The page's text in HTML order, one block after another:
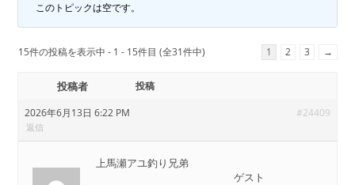
このトピックは空です。
15件の投稿を表示中 - 1 - 15件目 (全31件中) 1 2 3 →
投稿者
投稿
2026年6月13日 6:22 PM
#24409
返信
上馬瀬アユ釣り兄弟
ゲスト